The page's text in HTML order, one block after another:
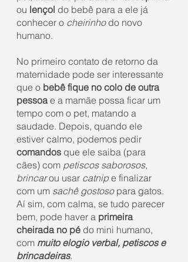
ou lençol do bebê para a ele já
conhecer o cheirinho do novo
humano.
No primeiro contato de retorno da
maternidade pode ser interessante
que o bebê fique no colo de outra
pessoa e a mamãe possa ficar um
tempo com o pet, matando a
saudade. Depois, quando ele
estiver calmo, podemos pedir
comandos que ele saiba (para
cães) com petiscos saborosos,
brincar ou usar catnip e finalizar
com um sachê gostoso para gatos.
Aí sim, com calma, se tudo parecer
bem, pode haver a primeira
cheirada no pé do mini humano,
com muito elogio verbal, petiscos e
brincadeiras.